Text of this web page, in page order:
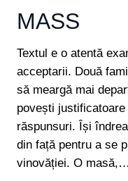
MASS
Textul e o atentă
acceptarii. Două
să meargă mai
povești
răspunsuri. Își
din față pentru a se
vinovăției. O masă,…